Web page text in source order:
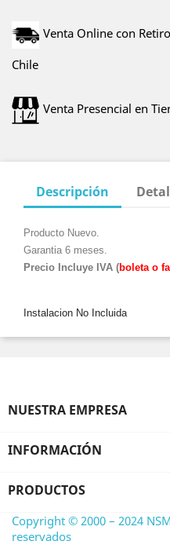
Venta Online con
Chile
Venta Presencial en
Descripción
Producto Nuevo.
Garantia 6 meses.
Precio Incluye IVA (boleta o
Instalacion No Incluida
NUESTRA EMPRESA
INFORMACIÓN
PRODUCTOS
Copyright © 2000 – 2024
reservados